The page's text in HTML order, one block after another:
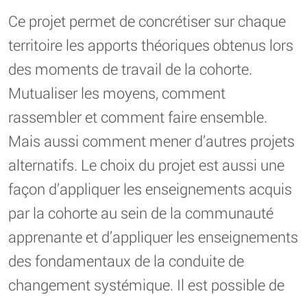
Ce projet permet de concrétiser sur chaque
territoire les apports théoriques obtenus lors
des moments de travail de la cohorte.
Mutualiser les moyens, comment
rassembler et comment faire ensemble.
Mais aussi comment mener d’autres projets
alternatifs. Le choix du projet est aussi une
façon d’appliquer les enseignements acquis
par la cohorte au sein de la communauté
apprenante et d’appliquer les enseignements
des fondamentaux de la conduite de
changement systémique. Il est possible de